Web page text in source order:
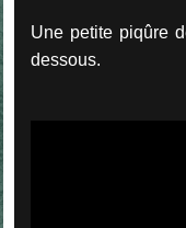
Une petite piqûre
dessous.